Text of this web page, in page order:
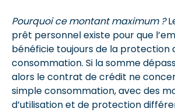
Pourquoi ce montant maximum ?
prêt personnel existe pour que
bénéficie toujours de la protection
consommation. Si la somme
alors le contrat de crédit ne
simple consommation, avec des
d’utilisation et de protection